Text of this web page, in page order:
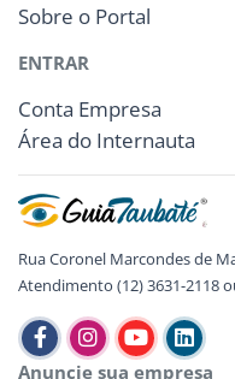
Sobre o Portal
ENTRAR
Conta Empresa
Área do Internauta
Rua Coronel Marcondes de
Atendimento (12) 3631-2118
Anuncie sua empresa